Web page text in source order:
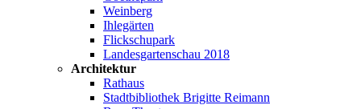
Weinberg
Ihlegärten
Flickschupark
Landesgartenschau 2018
Architektur
Rathaus
Stadtbibliothek Brigitte Reimann